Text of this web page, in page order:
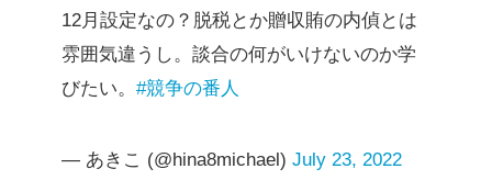
12月設定なの？脱税とか贈収賄の内偵とは
雰囲気違うし。談合の何がいけないのか学
びたい。 #競争の番人
— あきこ (@hina8michael) July 23, 2022